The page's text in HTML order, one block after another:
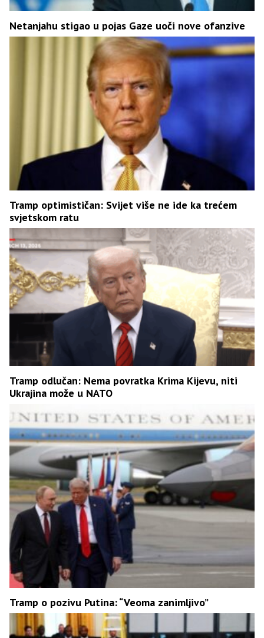
Netanjahu stigao u pojas Gaze uoči nove ofanzive
Tramp optimističan: Svijet više ne ide ka trećem
svjetskom ratu
Tramp odlučan: Nema povratka Krima Kijevu, niti
Ukrajina može u NATO
Tramp o pozivu Putina: “Veoma zanimljivo”